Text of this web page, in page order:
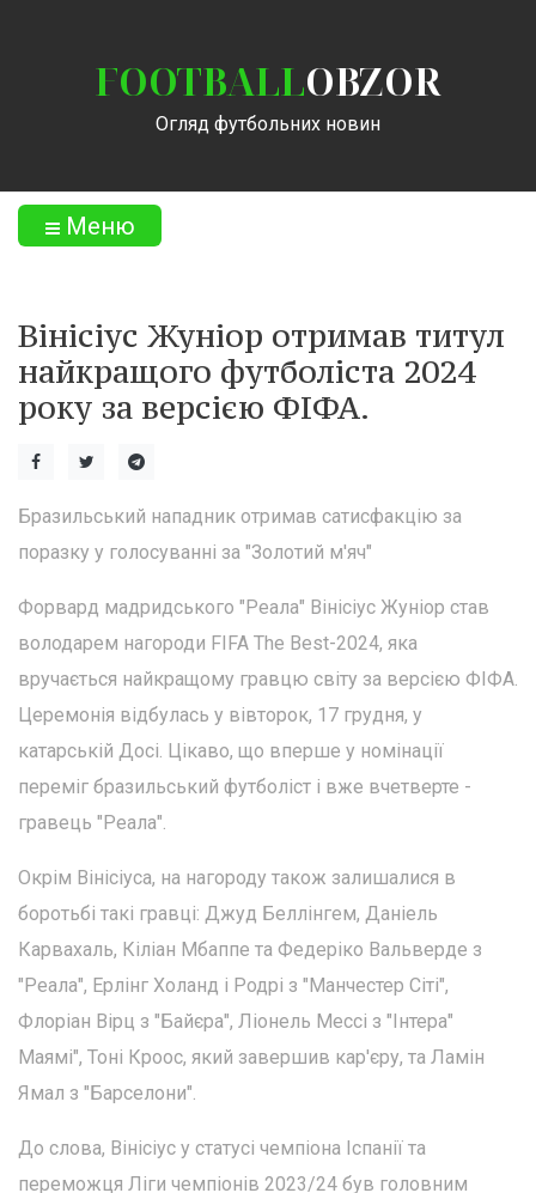
FOOTBALLOBZOR
Огляд футбольних новин
Меню
Вінісіус Жуніор отримав титул
найкращого футболіста 2024
року за версією ФІФА.
Бразильський нападник отримав сатисфакцію за
поразку у голосуванні за "Золотий м'яч"
Форвард мадридського "Реала" Вінісіус Жуніор став
володарем нагороди FIFA The Best-2024, яка
вручається найкращому гравцю світу за версією ФІФА.
Церемонія відбулась у вівторок, 17 грудня, у
катарській Досі. Цікаво, що вперше у номінації
переміг бразильський футболіст і вже вчетверте -
гравець "Реала".
Окрім Вінісіуса, на нагороду також залишалися в
боротьбі такі гравці: Джуд Беллінгем, Даніель
Карвахаль, Кіліан Мбаппе та Федеріко Вальверде з
"Реала", Ерлінг Холанд і Родрі з "Манчестер Сіті",
Флоріан Вірц з "Байєра", Ліонель Мессі з "Інтера"
Маямі", Тоні Кроос, який завершив кар'єру, та Ламін
Ямал з "Барселони".
До слова, Вінісіус у статусі чемпіона Іспанії та
переможця Ліги чемпіонів 2023/24 був головним